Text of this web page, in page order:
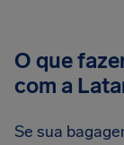
O que
com a
Se sua